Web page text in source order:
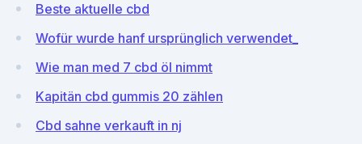
Beste aktuelle cbd
Wofür wurde hanf ursprünglich verwendet_
Wie man med 7 cbd öl nimmt
Kapitän cbd gummis 20 zählen
Cbd sahne verkauft in nj